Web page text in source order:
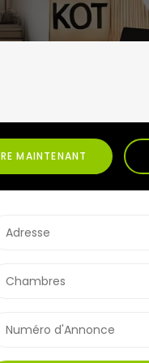
MAINTENANT